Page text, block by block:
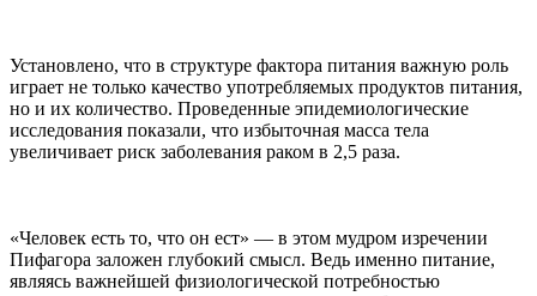
Установлено, что в структуре фактора питания важную роль
играет не только качество употребляемых продуктов питания,
но и их количество. Проведенные эпидемиологические
исследования показали, что избыточная масса тела
увеличивает риск заболевания раком в 2,5 раза.
«Человек есть то, что он ест» — в этом мудром изречении
Пифагора заложен глубокий смысл. Ведь именно питание,
являясь важнейшей физиологической потребностью